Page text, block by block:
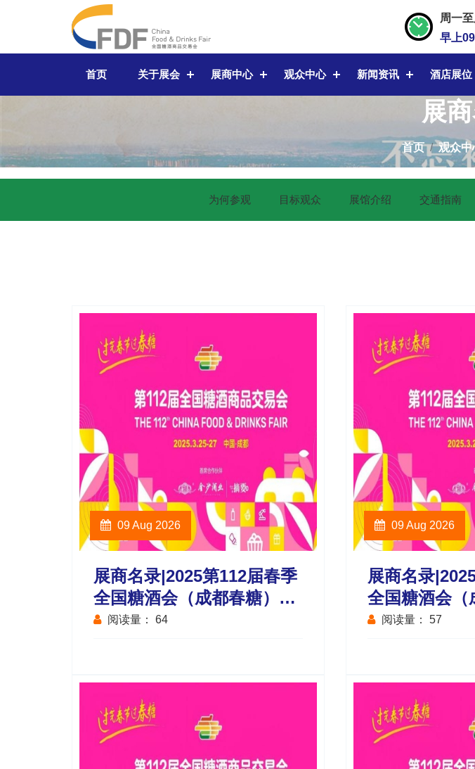
周一
早上
首页 关于展会 展商中心 观众中心 新闻资讯 酒店展位
展
首页 观众中
为何参观 目标观众 展馆介绍 交通指南
09 Aug 2026
展商名录|2025第112届春季
全国糖酒会（成都春糖）会
展中心食品机械馆
阅读量： 64
09 Aug 2026
展商名录
全国糖酒会（
展中心饮品及
阅读量： 57